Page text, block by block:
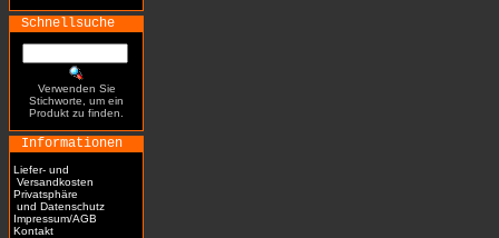
Schnellsuche
Verwenden Sie
Stichworte, um ein
Produkt zu finden.
Informationen
Liefer- und
Versandkosten
Privatsphäre
und Datenschutz
Impressum/AGB
Kontakt